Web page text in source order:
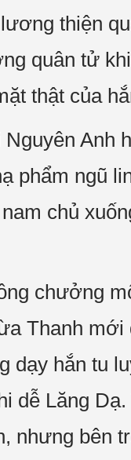
thiện
quân tử
thật của
Anh
phẩm ngũ
chủ
chưởng
Thanh
dạy hắn tu
dễ Lăng
nhưng bên